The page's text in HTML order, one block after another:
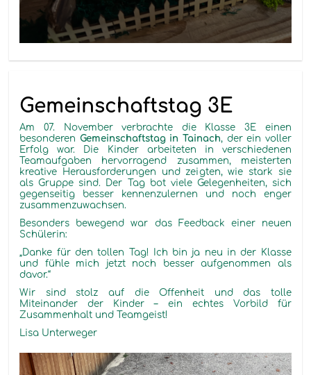
Gemeinschaftstag 3E
Am 07. November verbrachte die Klasse 3E einen
besonderen Gemeinschaftstag in Tainach, der ein voller
Erfolg war. Die Kinder arbeiteten in verschiedenen
Teamaufgaben hervorragend zusammen, meisterten
kreative Herausforderungen und zeigten, wie stark sie
als Gruppe sind. Der Tag bot viele Gelegenheiten, sich
gegenseitig besser kennenzulernen und noch enger
zusammenzuwachsen.
Besonders bewegend war das Feedback einer neuen
Schülerin:
„Danke für den tollen Tag! Ich bin ja neu in der Klasse
und fühle mich jetzt noch besser aufgenommen als
davor.“
Wir sind stolz auf die Offenheit und das tolle
Miteinander der Kinder – ein echtes Vorbild für
Zusammenhalt und Teamgeist!
Lisa Unterweger